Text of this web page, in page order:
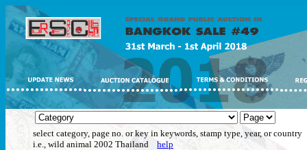
select category, page no. or key in keywords, stamp type, year, or country
i.e., wild animal 2002 Thailand help